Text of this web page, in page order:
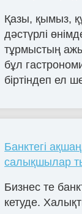
Қазы, қымыз,
дәстүрлі
тұрмыстың
бұл
біртіндеп ел
Банктегі
салықшылар
Бизнес те
кетуде.